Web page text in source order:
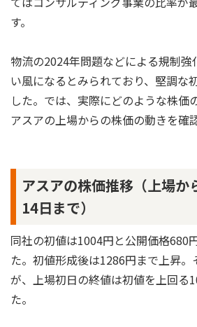
す。
物流の2024年問題などによる規制強
い風になるとみられており、堅調な
した。では、実際にどのような株価
アスアの上場からの株価の動きを確
アスアの株価推移（上場か
14日まで）
同社の初値は1004円と公開価格680
た。初値形成後は1286円まで上昇
が、上場初日の終値は初値を上回る
た。